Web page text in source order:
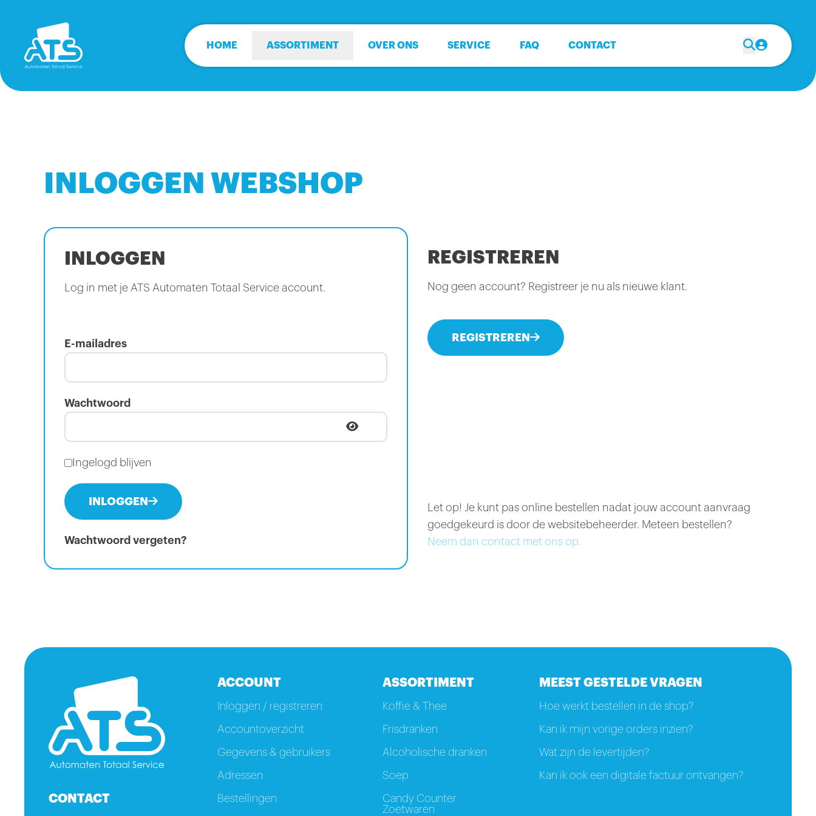
HOME ASSORTIMENT OVER ONS SERVICE FAQ CONTACT
INLOGGEN WEBSHOP
INLOGGEN
Log in met je ATS Automaten Totaal Service account.
E-mailadres
Wachtwoord
Ingelogd blijven
INLOGGEN
Wachtwoord vergeten?
REGISTREREN
Nog geen account? Registreer je nu als nieuwe klant.
REGISTREREN
Let op! Je kunt pas online bestellen nadat jouw account aanvraag
goedgekeurd is door de websitebeheerder. Meteen bestellen?
Neem dan contact met ons op.
CONTACT
ACCOUNT
Inloggen / registreren
Accountoverzicht
Gegevens & gebruikers
Adressen
Bestellingen
ASSORTIMENT
Koffie & Thee
Frisdranken
Alcoholische dranken
Soep
Candy Counter
Zoetwaren
MEEST GESTELDE VRAGEN
Hoe werkt bestellen in de shop?
Kan ik mijn vorige orders inzien?
Wat zijn de levertijden?
Kan ik ook een digitale factuur ontvangen?